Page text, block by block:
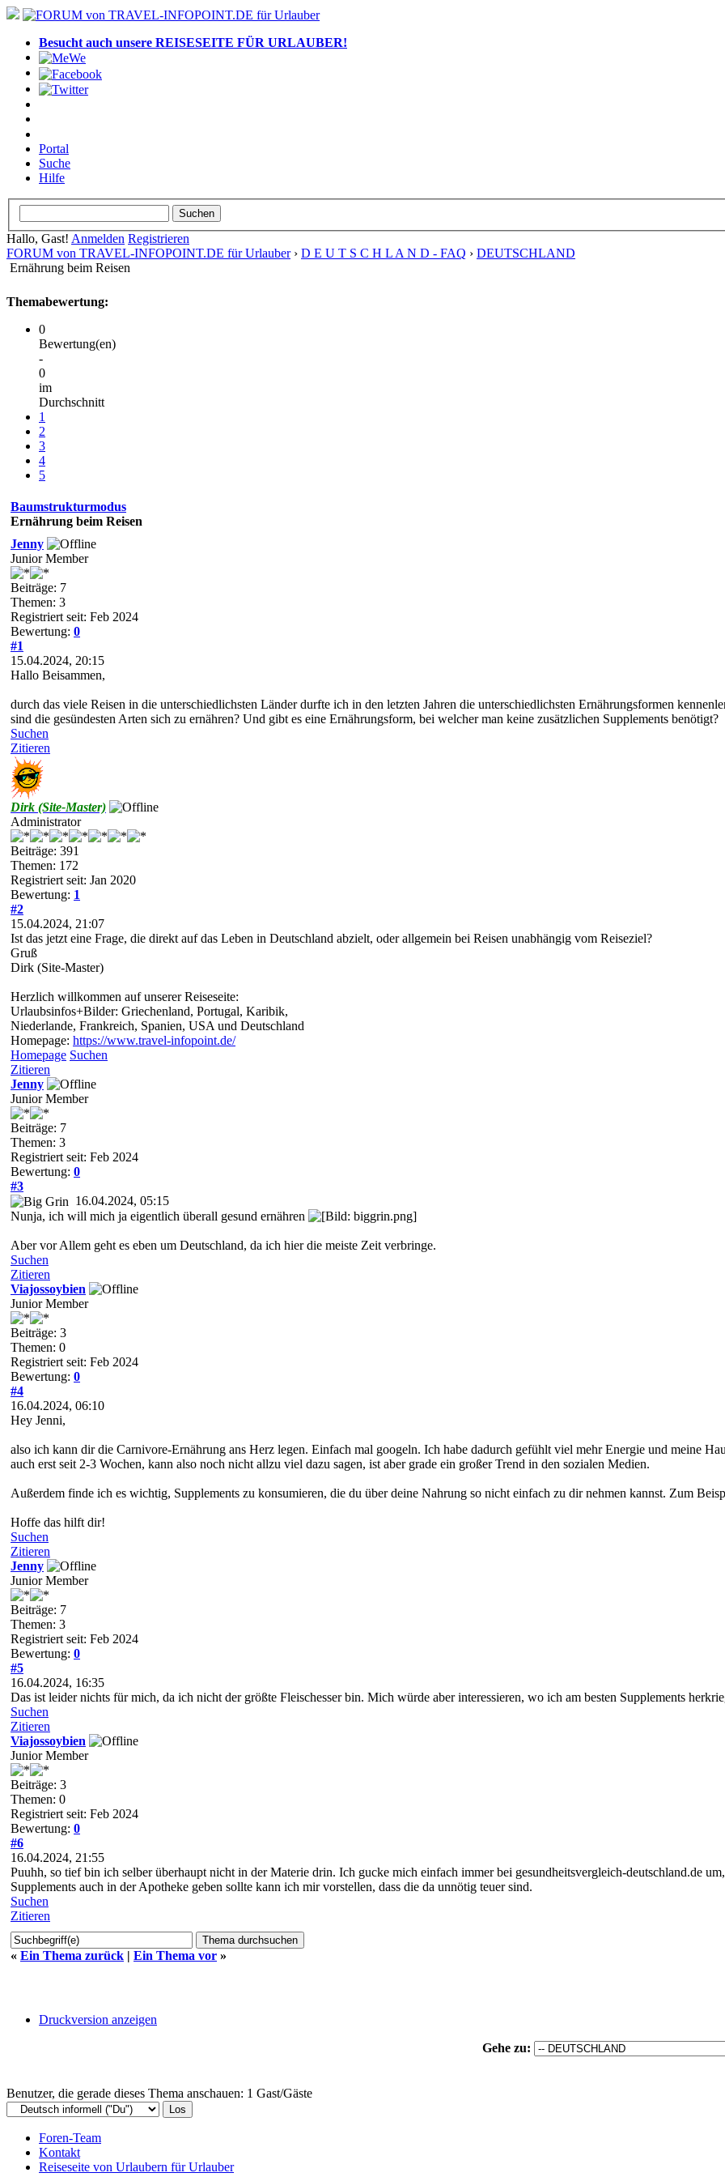
Besucht auch unsere REISESEITE FÜR URLAUBER!
Portal
Suche
Hilfe
Hallo, Gast! Anmelden Registrieren
FORUM von TRAVEL-INFOPOINT.DE für Urlauber› D E U T S C H L A N D - FAQ › DEUTSCHLAND
Ernährung beim Reisen
Themabewertung:
0
Bewertung(en)
-
0
im
Durchschnitt
1
2
3
4
5
Baumstrukturmodus
Ernährung beim Reisen
Jenny
Junior Member
Beiträge: 7
Themen: 3
Registriert seit: Feb 2024
Bewertung: 0
#1
15.04.2024, 20:15
Hallo Beisammen,
durch das viele Reisen in die unterschiedlichsten Länder durfte ich in den letzten Jahren die unterschiedlichsten Ernährungsformen
sind die gesündesten Arten sich zu ernähren? Und gibt es eine Ernährungsform, bei welcher man keine zusätzlichen Supplements benötigt?
Suchen
Zitieren
Dirk (Site-Master)
Administrator
Beiträge: 391
Themen: 172
Registriert seit: Jan 2020
Bewertung: 1
#2
15.04.2024, 21:07
Ist das jetzt eine Frage, die direkt auf das Leben in Deutschland abzielt, oder allgemein bei Reisen unabhängig vom Reiseziel?
Gruß
Dirk (Site-Master)
Herzlich willkommen auf unserer Reiseseite:
Urlaubsinfos+Bilder: Griechenland, Portugal, Karibik,
Niederlande, Frankreich, Spanien, USA und Deutschland
Homepage: https://www.travel-infopoint.de/
Homepage Suchen
Zitieren
Jenny
Junior Member
Beiträge: 7
Themen: 3
Registriert seit: Feb 2024
Bewertung: 0
#3
16.04.2024, 05:15
Nunja, ich will mich ja eigentlich überall gesund ernähren
Aber vor Allem geht es eben um Deutschland, da ich hier die meiste Zeit verbringe.
Suchen
Zitieren
Viajossoybien
Junior Member
Beiträge: 3
Themen: 0
Registriert seit: Feb 2024
Bewertung: 0
#4
16.04.2024, 06:10
Hey Jenni,
also ich kann dir die Carnivore-Ernährung ans Herz legen. Einfach mal googeln. Ich habe dadurch gefühlt viel mehr Energie und meine
auch erst seit 2-3 Wochen, kann also noch nicht allzu viel dazu sagen, ist aber grade ein großer Trend in den sozialen Medien.
Außerdem finde ich es wichtig, Supplements zu konsumieren, die du über deine Nahrung so nicht einfach zu dir nehmen kannst. Zum
Hoffe das hilft dir!
Suchen
Zitieren
Jenny
Junior Member
Beiträge: 7
Themen: 3
Registriert seit: Feb 2024
Bewertung: 0
#5
16.04.2024, 16:35
Das ist leider nichts für mich, da ich nicht der größte Fleischesser bin. Mich würde aber interessieren, wo ich am besten Supplements
Suchen
Zitieren
Viajossoybien
Junior Member
Beiträge: 3
Themen: 0
Registriert seit: Feb 2024
Bewertung: 0
#6
16.04.2024, 21:55
Puuhh, so tief bin ich selber überhaupt nicht in der Materie drin. Ich gucke mich einfach immer bei gesundheitsvergleich-deutschland.de
Supplements auch in der Apotheke geben sollte kann ich mir vorstellen, dass die da unnötig teuer sind.
Suchen
Zitieren
« Ein Thema zurück | Ein Thema vor »
Druckversion anzeigen
Gehe zu:
Benutzer, die gerade dieses Thema anschauen: 1 Gast/Gäste
Foren-Team
Kontakt
Reiseseite von Urlaubern für Urlauber